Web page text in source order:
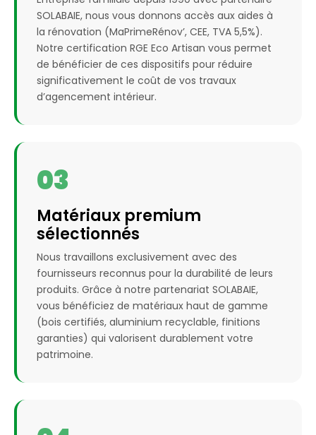
SOLABAIE, nous vous donnons accès aux aides à
la rénovation (MaPrimeRénov’, CEE, TVA 5,5%).
Notre certification RGE Eco Artisan vous permet
de bénéficier de ces dispositifs pour réduire
significativement le coût de vos travaux
d’agencement intérieur.
03
Matériaux premium
sélectionnés
Nous travaillons exclusivement avec des
fournisseurs reconnus pour la durabilité de leurs
produits. Grâce à notre partenariat SOLABAIE,
vous bénéficiez de matériaux haut de gamme
(bois certifiés, aluminium recyclable, finitions
garanties) qui valorisent durablement votre
patrimoine.